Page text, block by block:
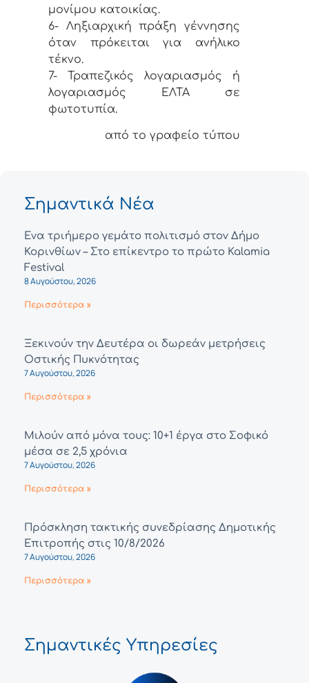
μονίμου κατοικίας.
6- Ληξιαρχική πράξη γέννησης
όταν πρόκειται για ανήλικο
τέκνο.
7- Τραπεζικός λογαριασμός ή
λογαριασμός ΕΛΤΑ σε
φωτοτυπία.
από το γραφείο τύπου
Σημαντικά Νέα
Ένα τριήμερο γεμάτο πολιτισμό στον Δήμο
Κορινθίων – Στο επίκεντρο το πρώτο Kalamia
Festival
8 Αυγούστου, 2026
Περισσότερα »
Ξεκινούν την Δευτέρα οι δωρεάν μετρήσεις
Οστικής Πυκνότητας
7 Αυγούστου, 2026
Περισσότερα »
Μιλούν από μόνα τους: 10+1 έργα στο Σοφικό
μέσα σε 2,5 χρόνια
7 Αυγούστου, 2026
Περισσότερα »
Πρόσκληση τακτικής συνεδρίασης Δημοτικής
Επιτροπής στις 10/8/2026
7 Αυγούστου, 2026
Περισσότερα »
Σημαντικές Υπηρεσίες